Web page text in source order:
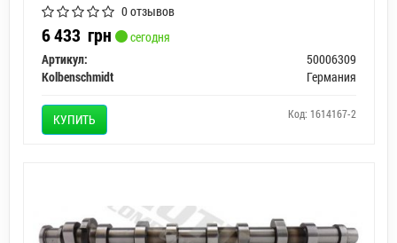
0 отзывов
6 433 грн
сегодня
Артикул:
50006309
Kolbenschmidt
Германия
КУПИТЬ Код: 1614167-2